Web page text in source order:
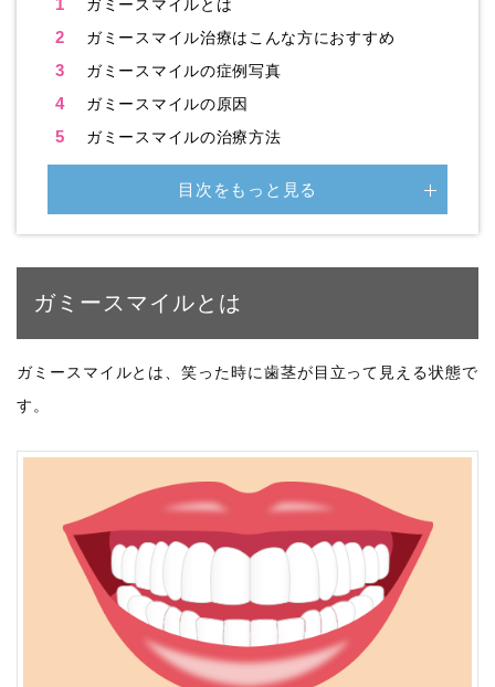
1 ガミースマイルとは
2 ガミースマイル治療はこんな方におすすめ
3 ガミースマイルの症例写真
4 ガミースマイルの原因
5 ガミースマイルの治療方法
目次をもっと見る
ガミースマイルとは
ガミースマイルとは、笑った時に歯茎が目立って見える状態で
す。